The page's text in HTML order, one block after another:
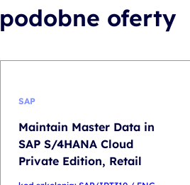
podobne oferty
SAP
Maintain Master Data in
SAP S/4HANA Cloud
Private Edition, Retail